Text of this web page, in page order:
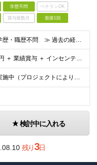
学歴不問 ベテランOK
賞与複数月 面接1回
≪ 未経験歓迎／学歴・職歴不問 ≫ 過去の経歴は一切不問。 「いままで」よりも「これから」を 重視した採用を行っています！ ▼▼こんな想いがある方大歓迎▼▼ ・WEBデザインに興味がある！ ・自由な
⽉給30万円〜50万円 ＋ 業績賞与 ＋ インセンティブ賞与 経験者：35万円～ ※IT新人時25万円〜 ※経験・スキルを考慮の上、決定します。 ※経験者は別途優遇！ ★試⽤期間：3ヶ⽉ ★学
★リモートワーク実施中（プロジェクトによりフルリモートもあり） ★配属先は希望を最⼤限考慮
検討中に入れる
残り3日